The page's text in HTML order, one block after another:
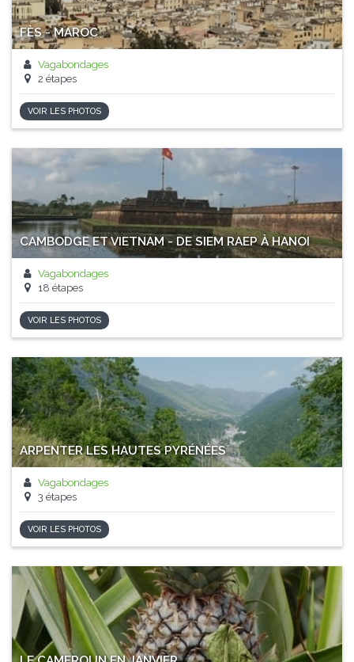
FÈS - MAROC
Vagabondages
2 étapes
VOIR LES PHOTOS
CAMBODGE ET VIETNAM - DE SIEM RAEP À HANOI
Vagabondages
18 étapes
VOIR LES PHOTOS
ARPENTER LES HAUTES PYRÉNÉES
Vagabondages
3 étapes
VOIR LES PHOTOS